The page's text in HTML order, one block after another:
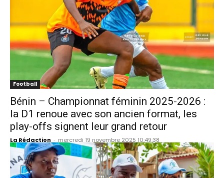
Football
Bénin – Championnat féminin 2025-2026 :
la D1 renoue avec son ancien format, les
play-offs signent leur grand retour
La Rédaction - mercredi 19 novembre 2025 10:49:38